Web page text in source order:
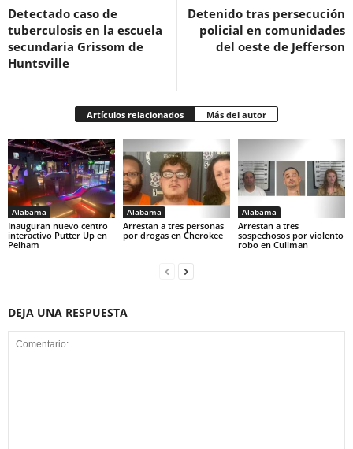
Detectado caso de
tuberculosis en la escuela
secundaria Grissom de
Huntsville
Detenido tras persecución
policial en comunidades
del oeste de Jefferson
Artículos relacionados Más del autor
Alabama
Inauguran nuevo centro
interactivo Putter Up en
Pelham
Alabama
Arrestan a tres personas
por drogas en Cherokee
Alabama
Arrestan a tres
sospechosos por violento
robo en Cullman
DEJA UNA RESPUESTA